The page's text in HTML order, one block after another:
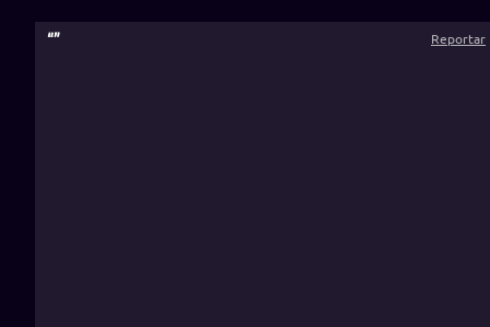
“” Reportar